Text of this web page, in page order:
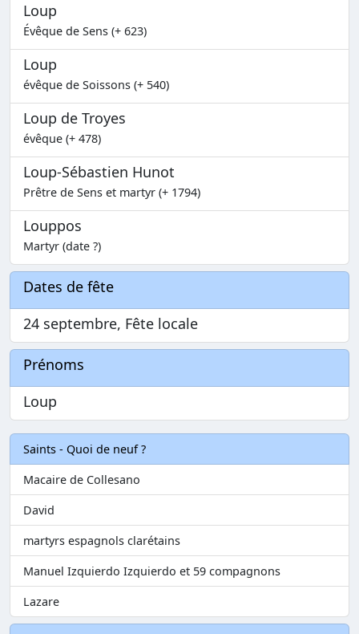
Loup
Évêque de Sens (+ 623)
Loup
évêque de Soissons (+ 540)
Loup de Troyes
évêque (+ 478)
Loup-Sébastien Hunot
Prêtre de Sens et martyr (+ 1794)
Louppos
Martyr (date ?)
Dates de fête
24 septembre, Fête locale
Prénoms
Loup
Saints - Quoi de neuf ?
Macaire de Collesano
David
martyrs espagnols clarétains
Manuel Izquierdo Izquierdo et 59 compagnons
Lazare